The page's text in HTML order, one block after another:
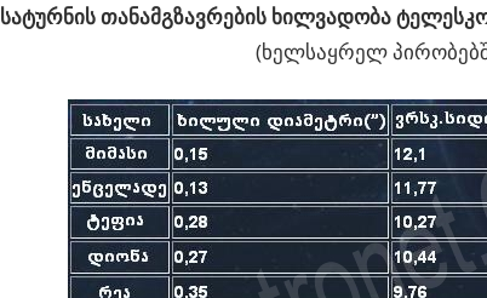
სატურნის თანამგზავრების ხილვადობა
(ხელსაყრელ